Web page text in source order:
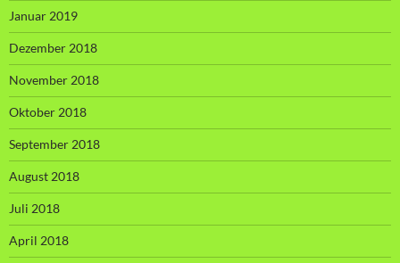
Januar 2019
Dezember 2018
November 2018
Oktober 2018
September 2018
August 2018
Juli 2018
April 2018